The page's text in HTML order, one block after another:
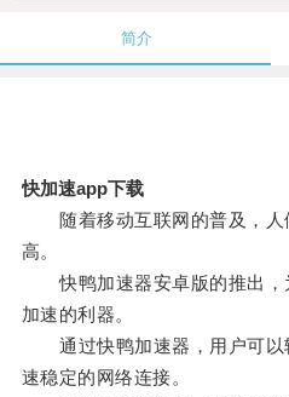
简介
快加速app下载
随着移动互联网的普及，人
高。
快鸭加速器安卓版的推出，
加速的利器。
通过快鸭加速器，用户可以
速稳定的网络连接。